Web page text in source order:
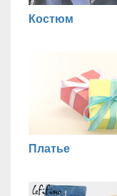
Костюм
Платье